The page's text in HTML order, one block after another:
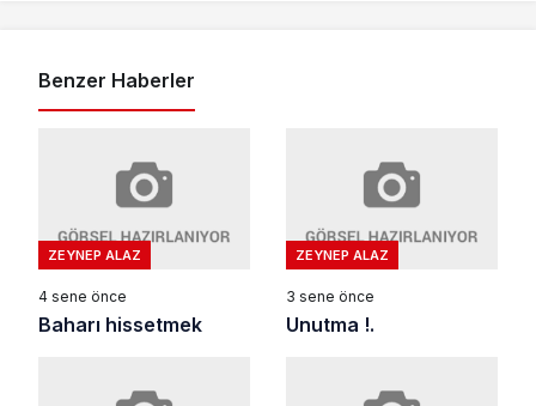
Benzer Haberler
ZEYNEP ALAZ
4 sene önce
Baharı hissetmek
ZEYNEP ALAZ
3 sene önce
Unutma !.